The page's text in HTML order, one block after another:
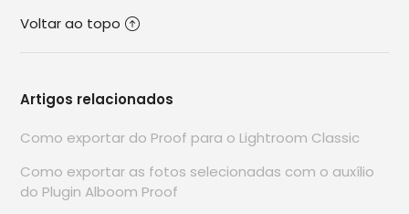
Voltar ao topo
Artigos relacionados
Como exportar do Proof para o Lightroom Classic
Como exportar as fotos selecionadas com o auxílio
do Plugin Alboom Proof